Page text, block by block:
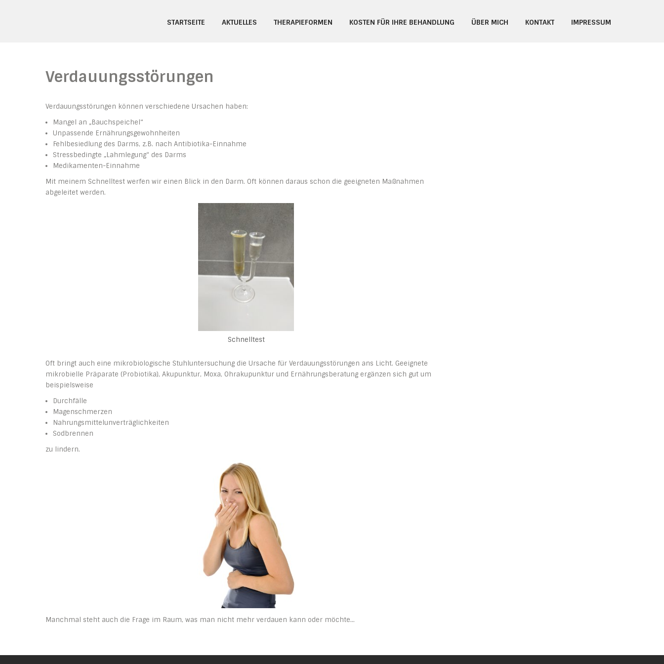
STARTSEITE AKTUELLES THERAPIEFORMEN KOSTEN FÜR IHRE BEHANDLUNG ÜBER MICH KONTAKT IMPRESSUM
Verdauungsstörungen
Verdauungsstörungen können verschiedene Ursachen haben:
Mangel an „Bauchspeichel“
Unpassende Ernährungsgewohnheiten
Fehlbesiedlung des Darms, z.B. nach Antibiotika-Einnahme
Stressbedingte „Lahmlegung“ des Darms
Medikamenten-Einnahme
Mit meinem Schnelltest werfen wir einen Blick in den Darm. Oft können daraus schon die geeigneten Maßnahmen
abgeleitet werden.
Schnelltest
Oft bringt auch eine mikrobiologische Stuhluntersuchung die Ursache für Verdauungsstörungen ans Licht. Geeignete
mikrobielle Präparate (Probiotika), Akupunktur, Moxa, Ohrakupunktur und Ernährungsberatung ergänzen sich gut um
beispielsweise
Durchfälle
Magenschmerzen
Nahrungsmittelunverträglichkeiten
Sodbrennen
zu lindern.
Manchmal steht auch die Frage im Raum, was man nicht mehr verdauen kann oder möchte…